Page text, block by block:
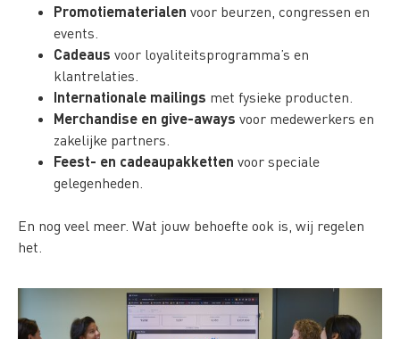
Promotiematerialen voor beurzen, congressen en
events.
Cadeaus voor loyaliteitsprogramma’s en
klantrelaties.
Internationale mailings met fysieke producten.
Merchandise en give-aways voor medewerkers en
zakelijke partners.
Feest- en cadeaupakketten voor speciale
gelegenheden.
En nog veel meer. Wat jouw behoefte ook is, wij regelen
het.